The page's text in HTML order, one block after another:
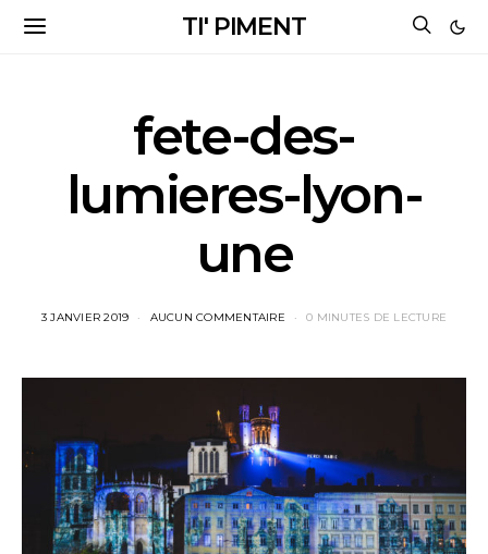
TI' PIMENT
fete-des-
lumieres-lyon-
une
3 JANVIER 2019 AUCUN COMMENTAIRE 0 MINUTES DE LECTURE